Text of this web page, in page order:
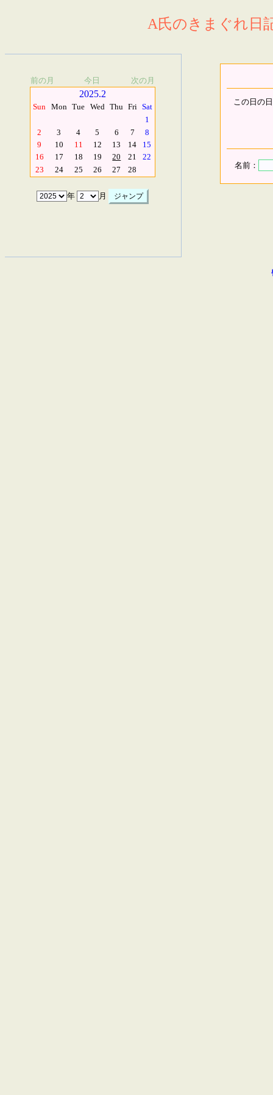
A氏のきまぐれ日
前の月 今日 次の月
2025.2
Sun Mon Tue Wed Thu Fri Sat
1
2
3 4 5 6 7
8
9
10 11 12 13 14
15
16
17 18 19 20 21
22
23
24 25 26 27 28
年 月
この日の
名前：